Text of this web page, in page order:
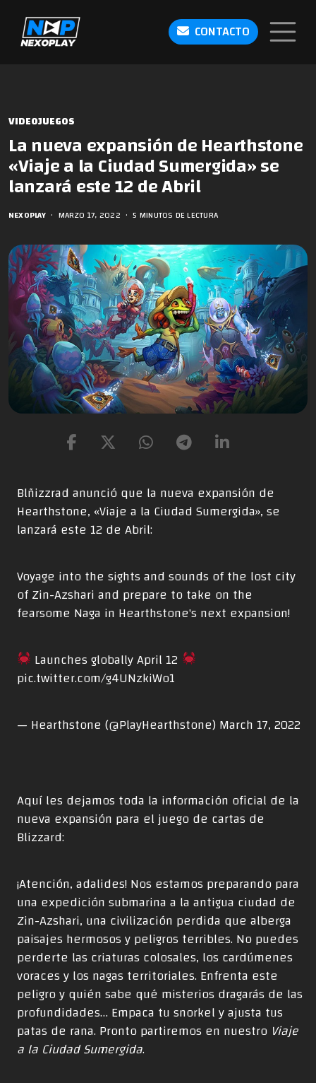
CONTACTO
VIDEOJUEGOS
La nueva expansión de Hearthstone
«Viaje a la Ciudad Sumergida» se
lanzará este 12 de Abril
NEXOPLAY • MARZO 17, 2022 • 5 MINUTOS DE LECTURA
Blñizzrad anunció que la nueva expansión de
Hearthstone, «Viaje a la Ciudad Sumergida», se
lanzará este 12 de Abril:
Voyage into the sights and sounds of the lost city
of Zin-Azshari and prepare to take on the
fearsome Naga in Hearthstone's next expansion!
Launches globally April 12
pic.twitter.com/g4UNzkiWo1
— Hearthstone (@PlayHearthstone)March 17, 2022
Aquí les dejamos toda la información oficial de la
nueva expansión para el juego de cartas de
Blizzard:
¡Atención, adalides! Nos estamos preparando para
una expedición submarina a la antigua ciudad de
Zin-Azshari, una civilización perdida que alberga
paisajes hermosos y peligros terribles. No puedes
perderte las criaturas colosales, los cardúmenes
voraces y los nagas territoriales. Enfrenta este
peligro y quién sabe qué misterios dragarás de las
profundidades… Empaca tu snorkel y ajusta tus
patas de rana. Pronto partiremos en nuestro Viaje
a la Ciudad Sumergida.